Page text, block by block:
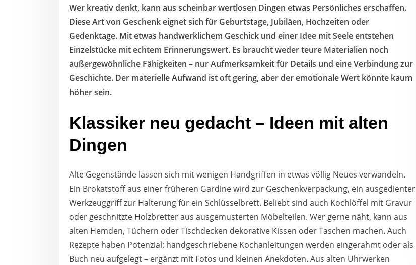
Wer kreativ denkt, kann aus scheinbar wertlosen Dingen etwas Persönliches erschaffen.
Diese Art von Geschenk eignet sich für Geburtstage, Jubiläen, Hochzeiten oder
Gedenktage. Mit etwas handwerklichem Geschick und einer Idee mit Seele entstehen
Einzelstücke mit echtem Erinnerungswert. Es braucht weder teure Materialien noch
außergewöhnliche Fähigkeiten – nur Aufmerksamkeit für Details und eine Verbindung zur
Geschichte. Der materielle Aufwand ist oft gering, aber der emotionale Wert könnte kaum
höher sein.
Klassiker neu gedacht – Ideen mit alten
Dingen
Alte Gegenstände lassen sich mit wenigen Handgriffen in etwas völlig Neues verwandeln.
Ein Brokatstoff aus einer früheren Gardine wird zur Geschenkverpackung, ein ausgedienter
Werkzeuggriff zur Halterung für ein Schlüsselbrett. Beliebt sind auch Kochlöffel mit Gravur
oder geschnitzte Holzbretter aus ausgemusterten Möbelteilen. Wer gerne näht, kann aus
alten Hemden, Tüchern oder Tischdecken dekorative Kissen oder Taschen machen. Auch
Rezepte haben Potenzial: handgeschriebene Kochanleitungen werden eingerahmt oder als
Buch neu aufgelegt – ergänzt mit Fotos und kleinen Anekdoten. Aus alten Uhrwerken